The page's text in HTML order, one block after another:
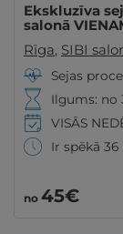
Ekskluzīva
salonā
Rīga, SIBI
Sejas
Ilgums: no
VISĀS
Ir spēkā
no 45€